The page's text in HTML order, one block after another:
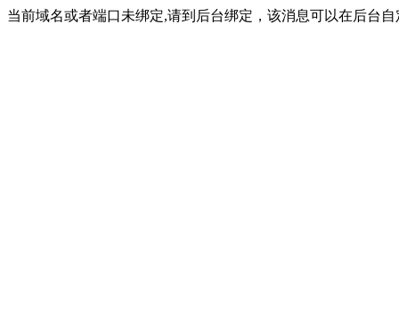
当前域名或者端口未绑定,请到后台绑定，该消息可以在后台自